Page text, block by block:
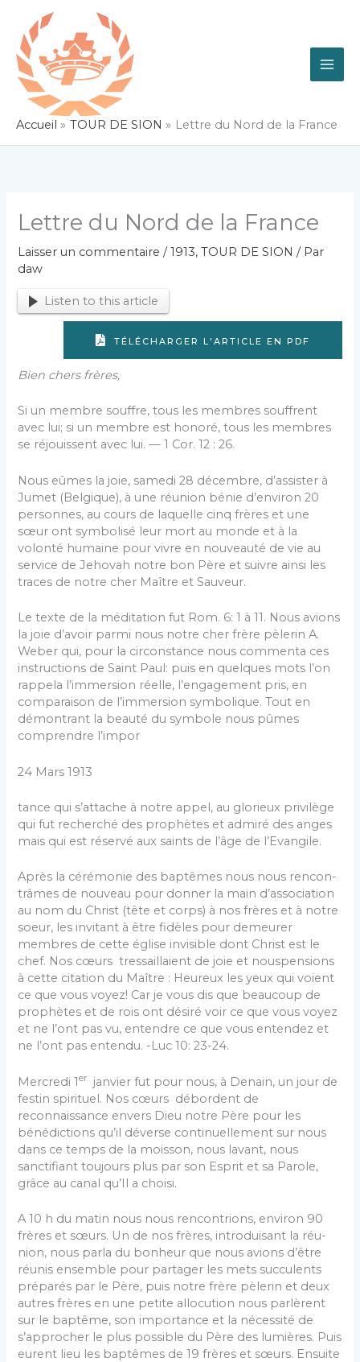
contenu
Accueil TOUR DE SION Lettre du Nord de la France
Lettre du Nord de la France
Laisser un commentaire /1913,TOUR DE SION / Par
daw
Listen to this article
TÉLÉCHARGER L'ARTICLE EN PDF
Bien chers frères,
Si un membre souffre, tous les membres souffrent
avec lui; si un membre est honoré, tous les membres
se réjouissent avec lui. — 1 Cor. 12 : 26.
Nous eûmes la joie, samedi 28 décembre, d’assister à
Jumet (Belgique), à une réunion bénie d’environ 20
per­sonnes, au cours de laquelle cinq frères et une
sœur ont symbolisé leur mort au monde et à la
volonté humaine pour vivre en nouveauté de vie au
service de Jehovah notre bon Père et suivre ainsi les
traces de notre cher Maître et Sauveur.
Le texte de la méditation fut Rom. 6: 1 à 11. Nous avions
la joie d’avoir parmi nous notre cher frère pèlerin A.
Weber qui, pour la circonstance nous commenta ces
instructions de Saint Paul: puis en quelques mots l’on
rappela l’immersion réelle, l’engagement pris, en
com­paraison de l’immersion symbolique. Tout en
démontrant la beauté du symbole nous pûmes
comprendre l’impor­
24 Mars 1913
tance qui s’attache à notre appel, au glorieux privilège
qui fut recherché des prophètes et admiré des anges
mais qui est réservé aux saints de l’âge de l’Evangile.
Après la cérémonie des baptêmes nous nous rencon­
trâmes de nouveau pour donner la main d’association
au nom du Christ (tête et corps) à nos frères et à notre
soeur, les invitant à être fidèles pour demeurer
membres de cette église invisible dont Christ est le
chef. Nos cœurs tressaillaient de joie et nouspensions
à cette citation du Maître : Heureux les yeux qui voient
ce que vous voyez! Car je vous dis que beaucoup de
prophètes et de rois ont désiré voir ce que vous voyez
et ne l’ont pas vu, entendre ce que vous entendez et
ne l’ont pas entendu. -Luc 10: 23-24.
Mercredi 1er
janvier fut pour nous, à Denain, un jour de
festin spirituel. Nos cœurs débordent de
reconnaissance envers Dieu notre Père pour les
bénédictions qu’il dé­verse continuellement sur nous
dans ce temps de la moisson, nous lavant, nous
sanctifiant toujours plus par son Esprit et sa Parole,
grâce au canal qu’Il a choisi.
A 10 h du matin nous nous rencontrions, environ 90
frères et sœurs. Un de nos frères, introduisant la réu­
nion, nous parla du bonheur que nous avions d’être
réunis ensemble pour partager les mets succulents
préparés par le Père, puis notre frère pèlerin et deux
autres frères en une petite allocution nous parlèrent
sur le baptême, son importance et la nécessité de
s’approcher le plus possi­ble du Père des lumières. Puis
eurent lieu les baptêmes de 19 frères et sœurs. Ensuite